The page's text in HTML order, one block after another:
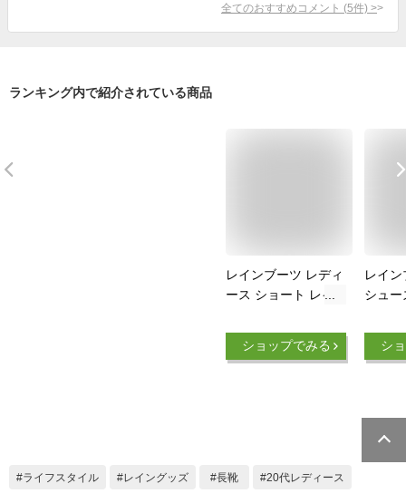
全てのおすすめコメント (5件) >
ランキング内で紹介されている商品
レインブーツ レディ
ース ショート レイ
ル 晴雨兼用 撥水 完
全防水 ブーティ バ
プラスフェミニン
ショップでみる
レイ
シュー
ール
撥水
24.0
シ
ライフスタイル レイングッズ 長靴 20代レディース